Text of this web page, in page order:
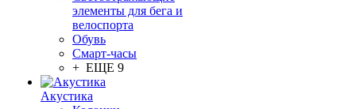
элементы для бега и
велоспорта
Обувь
Смарт-часы
+ ЕЩЕ 9
Акустика